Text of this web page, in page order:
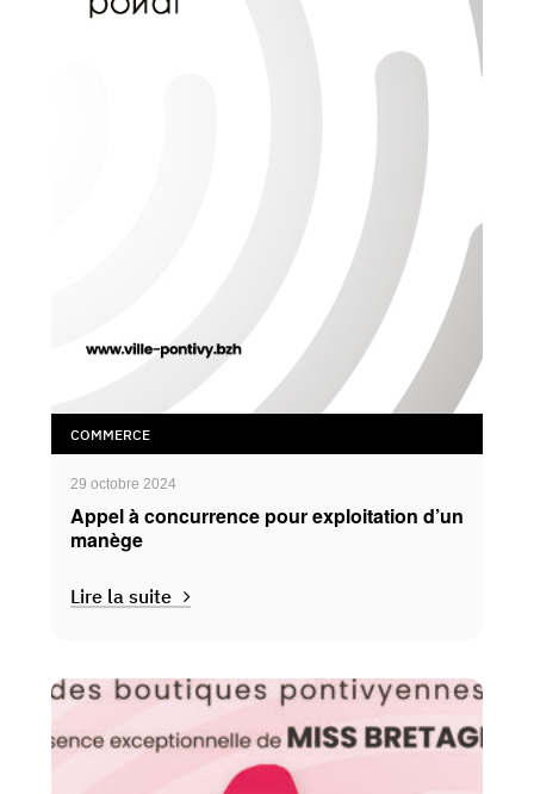
COMMERCE
29 octobre 2024
Appel à concurrence pour exploitation d’un
manège
Lire la suite